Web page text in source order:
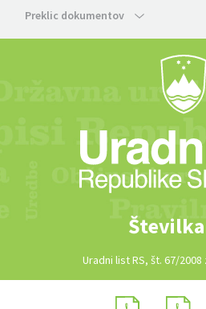
Preklic dokumentov
Uradni list RS, št. 67/2008